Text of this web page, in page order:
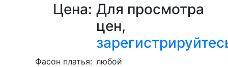
Цена: Для просмотра
цен,
Фасон платья: любой